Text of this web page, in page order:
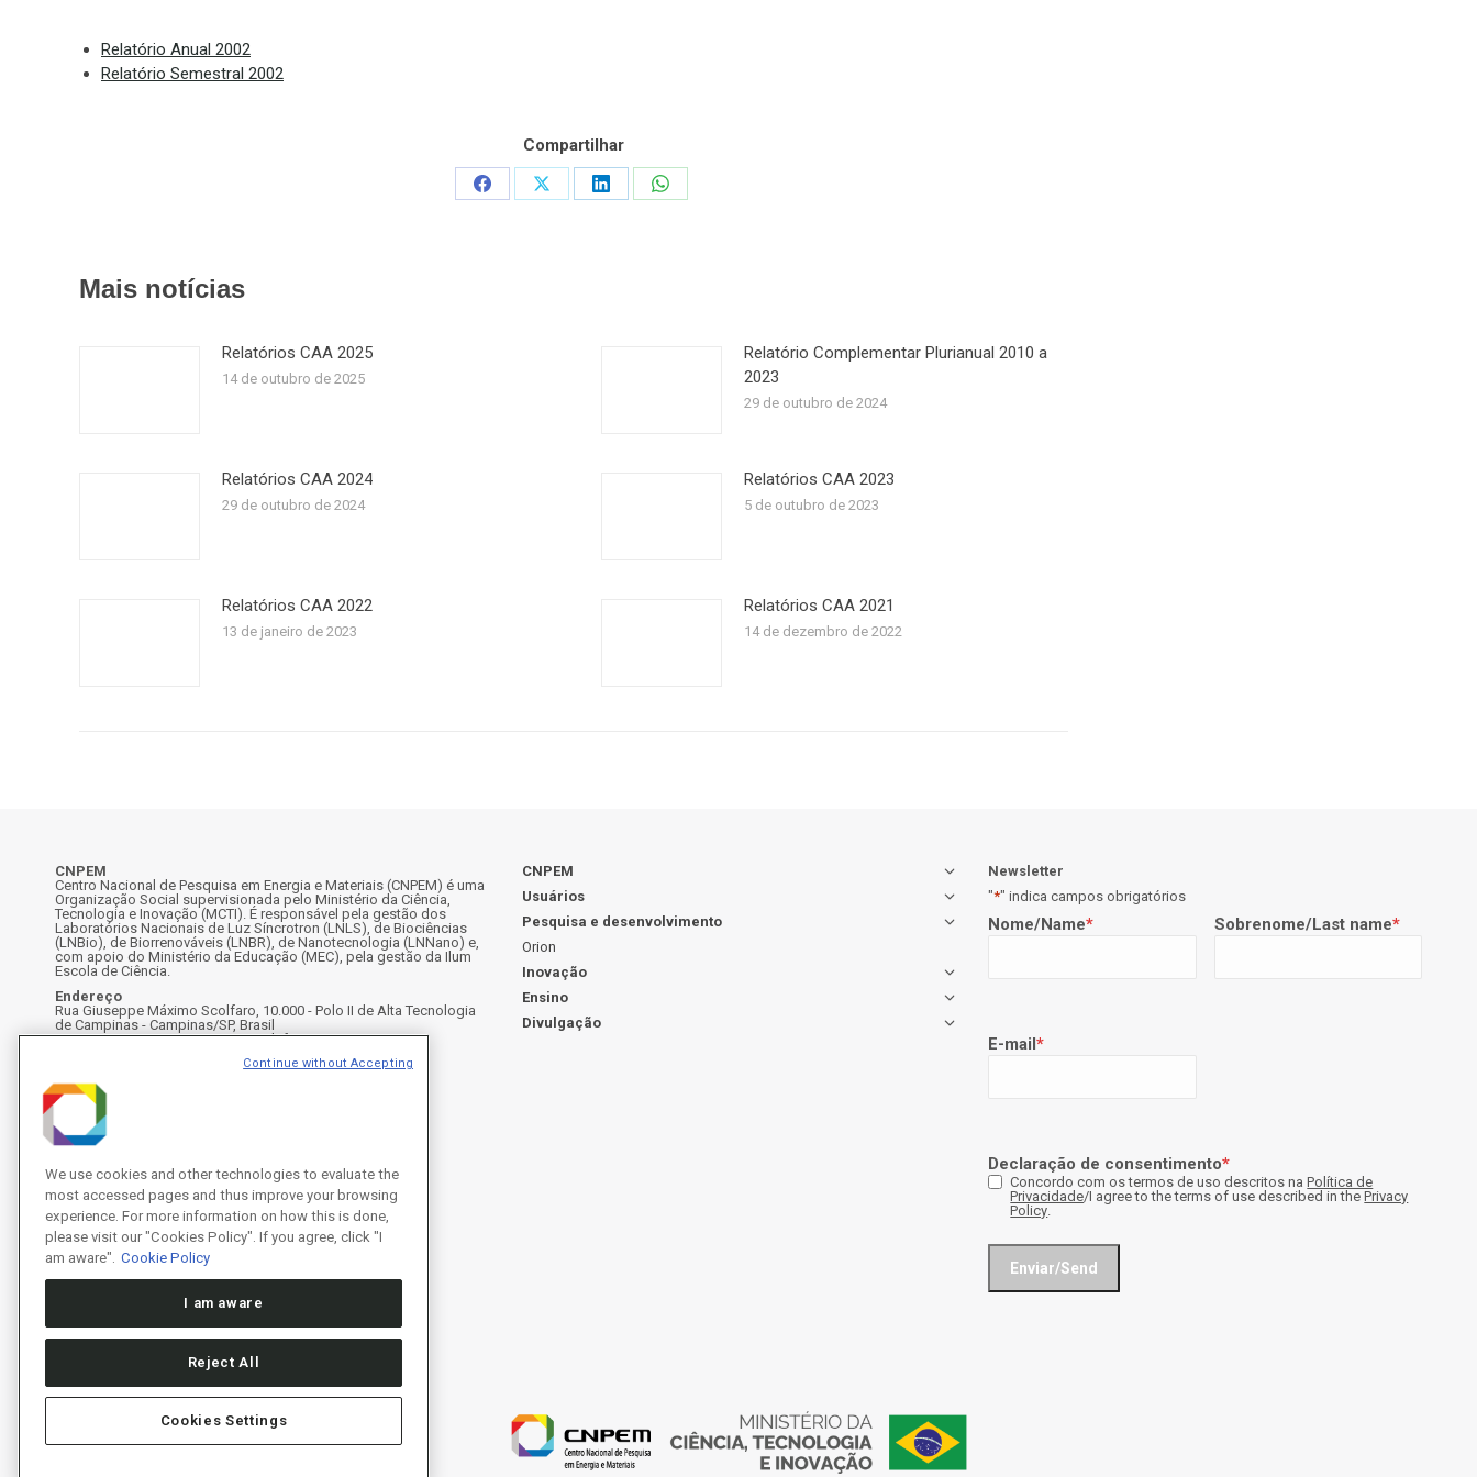
Relatório Anual 2002
Relatório Semestral 2002
Compartilhar
Share
Share
Share
Share
Mais notícias
Relatórios CAA 2025
14 de outubro de 2025
Relatório Complementar Plurianual 2010 a
2023
29 de outubro de 2024
Relatórios CAA 2024
29 de outubro de 2024
Relatórios CAA 2023
5 de outubro de 2023
Relatórios CAA 2022
13 de janeiro de 2023
Relatórios CAA 2021
14 de dezembro de 2022
CNPEM
Centro Nacional de Pesquisa em Energia e Materiais (CNPEM) é uma
Organização Social supervisionada pelo Ministério da Ciência,
Tecnologia e Inovação (MCTI). É responsável pela gestão dos
Laboratórios Nacionais de Luz Síncrotron (LNLS), de Biociências
(LNBio), de Biorrenováveis (LNBR), de Nanotecnologia (LNNano) e,
com apoio do Ministério da Educação (MEC), pela gestão da Ilum
Escola de Ciência.
Endereço
Rua Giuseppe Máximo Scolfaro, 10.000 - Polo II de Alta Tecnologia
de Campinas - Campinas/SP, Brasil
CEP 13083-100, Campinas - SP - Telefone: +55 19 3512-1000
LinkedIn
CNPEM
Usuários
Pesquisa e desenvolvimento
Orion
Inovação
Ensino
Divulgação
Newsletter
"*" indica campos obrigatórios
Nome/Name* Sobrenome/Last name*
E-mail*
Declaração de consentimento*
Concordo com os termos de uso descritos naPolítica de
Privacidade/I agree to the terms of use described in thePrivacy
Policy.
We use cookies and other technologies to evaluate the
most accessed pages and thus improve your browsing
experience. For more information on how this is done,
please visit our "Cookies Policy". If you agree, click "I
am aware". Cookie Policy
I am aware
Reject All
Cookies Settings
Continue without Accepting